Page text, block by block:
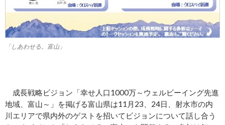
「しあわせる。富山」
成長戦略ビジョン「幸せ人口1000万～ウェルビーイング先進
地域、富山～」を掲げる富山県は11月23、24日、射水市の内
川エリアで県内外のゲストを招いてビジョンについて話し合う